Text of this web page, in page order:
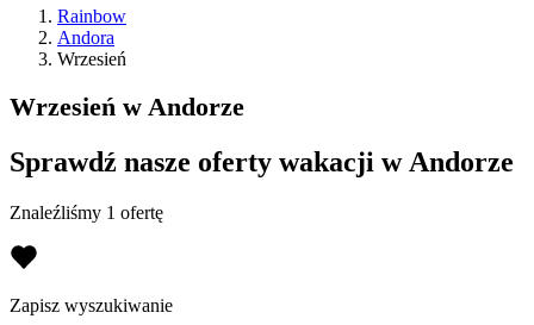
Rainbow
Andora
Wrzesień
Wrzesień w Andorze
Sprawdź nasze oferty wakacji w Andorze
Znaleźliśmy 1 ofertę
Zapisz wyszukiwanie